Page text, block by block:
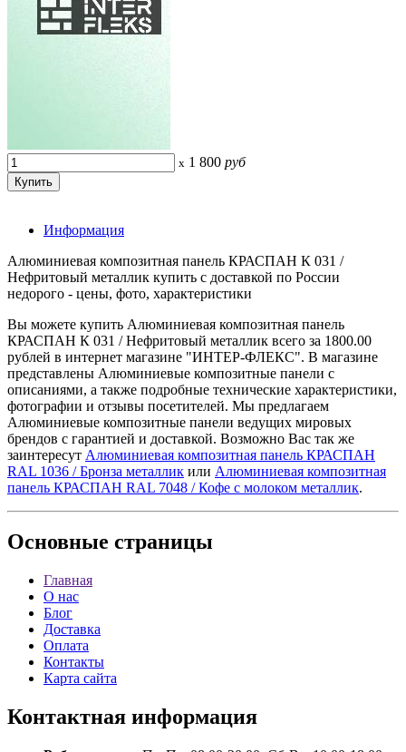
x 1 800 руб
Информация
Алюминиевая композитная панель КРАСПАН К 031 /
Нефритовый металлик купить с доставкой по России
недорого - цены, фото, характеристики
Вы можете купить Алюминиевая композитная панель
КРАСПАН К 031 / Нефритовый металлик всего за 1800.00
рублей в интернет магазине "ИНТЕР-ФЛЕКС". В магазине
представлены Алюминиевые композитные панели с
описаниями, а также подробные технические характеристики,
фотографии и отзывы посетителей. Мы предлагаем
Алюминиевые композитные панели ведущих мировых
брендов с гарантией и доставкой. Возможно Вас так же
заинтересут Алюминиевая композитная панель КРАСПАН
RAL 1036 / Бронза металлик или Алюминиевая композитная
панель КРАСПАН RAL 7048 / Кофе с молоком металлик.
Основные страницы
Главная
О нас
Блог
Доставка
Оплата
Контакты
Карта сайта
Контактная информация